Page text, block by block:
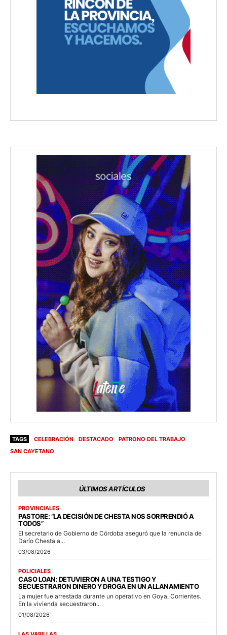
TAGS CELEBRACIÓN DESTACADO
PATRONO DEL TRABAJO
SAN CAYETANO
ÚLTIMOS ARTÍCULOS
PROVINCIALES
PASTORE: “LA DECISIÓN DE CHESTA NOS SORPRENDIÓ A
TODOS”
El secretario de Gobierno de Córdoba aseguró que la renuncia de
Darío Chesta a...
03/08/2026
POLICIALES
CASO LOAN: DETUVIERON A UNA TESTIGO Y
SECUESTRARON DINERO Y DROGA EN UN ALLANAMIENTO
La mujer fue arrestada durante un operativo en Goya, Corrientes.
En la vivienda secuestraron...
01/08/2026